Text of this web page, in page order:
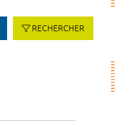
RECHERCHER